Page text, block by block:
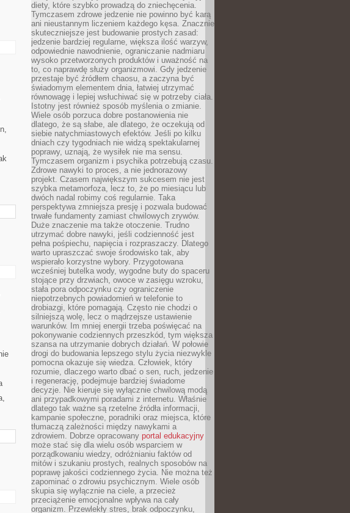
diety, które szybko prowadzą do zniechęcenia.
Tymczasem zdrowe jedzenie nie powinno być karą
ani nieustannym liczeniem każdego kęsa. Znacznie
skuteczniejsze jest budowanie prostych zasad:
jedzenie bardziej regularne, większa ilość warzyw,
odpowiednie nawodnienie, ograniczanie nadmiaru
wysoko przetworzonych produktów i uważność na
to, co naprawdę służy organizmowi. Gdy jedzenie
przestaje być źródłem chaosu, a zaczyna być
świadomym elementem dnia, łatwiej utrzymać
równowagę i lepiej wsłuchiwać się w potrzeby ciała.
Istotny jest również sposób myślenia o zmianie.
Wiele osób porzuca dobre postanowienia nie
dlatego, że są słabe, ale dlatego, że oczekują od
siebie natychmiastowych efektów. Jeśli po kilku
dniach czy tygodniach nie widzą spektakularnej
poprawy, uznają, że wysiłek nie ma sensu.
Tymczasem organizm i psychika potrzebują czasu.
Zdrowe nawyki to proces, a nie jednorazowy
projekt. Czasem największym sukcesem nie jest
szybka metamorfoza, lecz to, że po miesiącu lub
dwóch nadal robimy coś regularnie. Taka
perspektywa zmniejsza presję i pozwala budować
trwałe fundamenty zamiast chwilowych zrywów.
Duże znaczenie ma także otoczenie. Trudno
utrzymać dobre nawyki, jeśli codzienność jest
pełna pośpiechu, napięcia i rozpraszaczy. Dlatego
warto upraszczać swoje środowisko tak, aby
wspierało korzystne wybory. Przygotowana
wcześniej butelka wody, wygodne buty do spaceru
stojące przy drzwiach, owoce w zasięgu wzroku,
stała pora odpoczynku czy ograniczenie
niepotrzebnych powiadomień w telefonie to
drobiazgi, które pomagają. Często nie chodzi o
silniejszą wolę, lecz o mądrzejsze ustawienie
warunków. Im mniej energii trzeba poświęcać na
pokonywanie codziennych przeszkód, tym większa
szansa na utrzymanie dobrych działań. W połowie
drogi do budowania lepszego stylu życia niezwykle
pomocna okazuje się wiedza. Człowiek, który
rozumie, dlaczego warto dbać o sen, ruch, jedzenie
i regenerację, podejmuje bardziej świadome
decyzje. Nie kieruje się wyłącznie chwilową modą
ani przypadkowymi poradami z internetu. Właśnie
dlatego tak ważne są rzetelne źródła informacji,
kampanie społeczne, poradniki oraz miejsca, które
tłumaczą zależności między nawykami a
zdrowiem. Dobrze opracowany portal edukacyjny
może stać się dla wielu osób wsparciem w
porządkowaniu wiedzy, odróżnianiu faktów od
mitów i szukaniu prostych, realnych sposobów na
poprawę jakości codziennego życia. Nie można też
zapominać o zdrowiu psychicznym. Wiele osób
skupia się wyłącznie na ciele, a przecież
przeciążenie emocjonalne wpływa na cały
organizm. Przewlekły stres, brak odpoczynku,